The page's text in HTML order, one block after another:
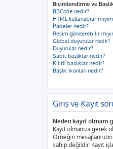
Biçimlendirme ve
BBCode nedir?
HTML kullanabilir
İfadeler nedir?
Resim gönderebilir
Global duyurular nedir?
Duyurular nedir?
Sabit başlıklar nedir?
Kilitli başlıklar nedir?
Başlık ikonları nedir?
Giriş ve Kayıt
Neden kayıt olmam
Kayıt olmanıza gerek
Örneğin
sahip değildir. Kayıt